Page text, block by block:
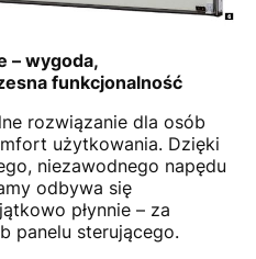
– wygoda,
funkcjonalność
rozwiązanie dla osób
użytkowania. Dzięki
niezawodnego napędu
odbywa się
płynnie – za
panelu sterującego.